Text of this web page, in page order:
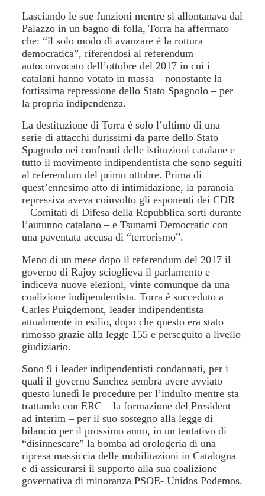
Lasciando le sue funzioni mentre si allontanava dal
Palazzo in un bagno di folla, Torra ha affermato
che: “il solo modo di avanzare è la rottura
democratica”, riferendosi al referendum
autoconvocato dell’ottobre del 2017 in cui i
catalani hanno votato in massa – nonostante la
fortissima repressione dello Stato Spagnolo – per
la propria indipendenza.
La destituzione di Torra è solo l’ultimo di una
serie di attacchi durissimi da parte dello Stato
Spagnolo nei confronti delle istituzioni catalane e
tutto il movimento indipendentista che sono seguiti
al referendum del primo ottobre. Prima di
quest’ennesimo atto di intimidazione, la paranoia
repressiva aveva coinvolto gli esponenti dei CDR
– Comitati di Difesa della Repubblica sorti durante
l’autunno catalano – e Tsunami Democratic con
una paventata accusa di “terrorismo”.
Meno di un mese dopo il referendum del 2017 il
governo di Rajoy scioglieva il parlamento e
indiceva nuove elezioni, vinte comunque da una
coalizione indipendentista. Torra è succeduto a
Carles Puigdemont, leader indipendentista
attualmente in esilio, dopo che questo era stato
rimosso grazie alla legge 155 e perseguito a livello
giudiziario.
Sono 9 i leader indipendentisti condannati, per i
quali il governo Sanchez sembra avere avviato
questo lunedì le procedure per l’indulto mentre sta
trattando con ERC – la formazione del President
ad interim – per il suo sostegno alla legge di
bilancio per il prossimo anno, in un tentativo di
“disinnescare” la bomba ad orologeria di una
ripresa massiccia delle mobilitazioni in Catalogna
e di assicurarsi il supporto alla sua coalizione
governativa di minoranza PSOE- Unidos Podemos.